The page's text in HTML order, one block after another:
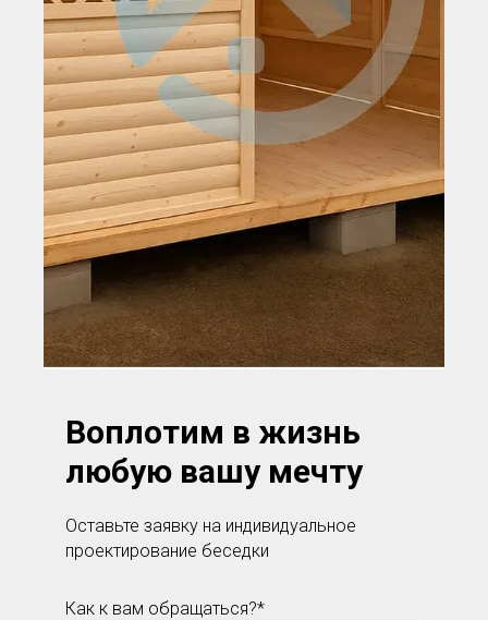
Воплотим в жизнь
любую вашу мечту
Оставьте заявку на индивидуальное
проектирование беседки
Как к вам обращаться?*